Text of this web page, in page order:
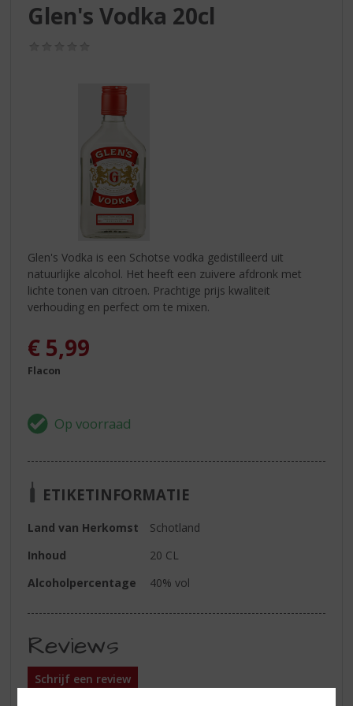
Glen's Vodka 20cl
Glen's Vodka is een Schotse vodka gedistilleerd uit
natuurlijke alcohol. Het heeft een zuivere afdronk met
lichte tonen van citroen. Prachtige prijs kwaliteit
verhouding en perfect om te mixen.
€ 5,99
Flacon
ETIKETINFORMATIE
Land van Herkomst
Schotland
Inhoud
20 CL
Alcoholpercentage
40% vol
Reviews
Schrijf een review